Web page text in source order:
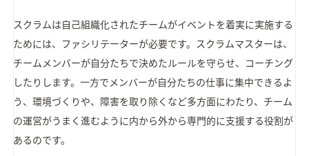
スクラムは自己組織化されたチームがイベントを着実に実施する
ためには、ファシリテーターが必要です。スクラムマスターは、
チームメンバーが自分たちで決めたルールを守らせ、コーチング
したりします。一方でメンバーが自分たちの仕事に集中できるよ
う、環境づくりや、障害を取り除くなど多方面にわたり、チーム
の運営がうまく進むように内から外から専門的に支援する役割が
あるのです。